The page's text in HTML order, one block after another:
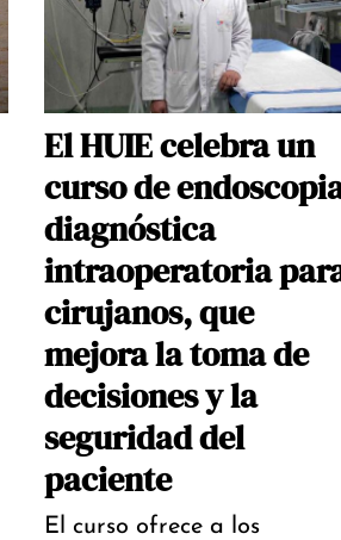
El HUIE celebra un
curso de
diagnóstica
intraoperatoria
cirujanos, que
mejora la toma de
decisiones y la
seguridad del
paciente
El curso ofrece a los